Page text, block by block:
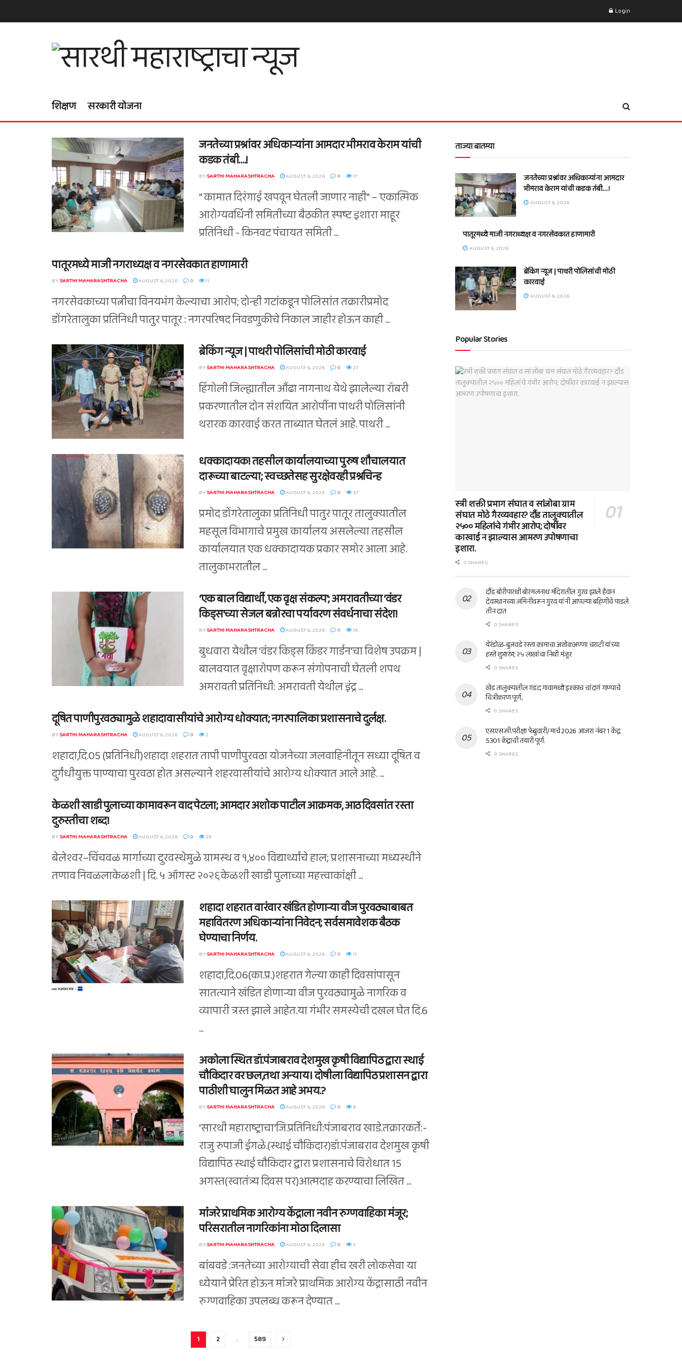
Login
शिक्षण सरकारी योजना
जनतेच्या प्रश्नांवर अधिकाऱ्यांना आमदार भीमराव केराम यांची
कडक तंबी….!
BYSARTHI MAHARASHTRACHA AUGUST 6, 2026 0 17
" कामात दिरंगाई खपवून घेतली जाणार नाही" – एकात्मिक
आरोग्यवर्धिनी समितीच्या बैठकीत स्पष्ट इशारा माहूर
प्रतिनिधी - किनवट पंचायत समिती ...
पातूरमध्ये माजी नगराध्यक्ष व नगरसेवकात हाणामारी
BYSARTHI MAHARASHTRACHA AUGUST 6, 2026 0 11
नगरसेवकाच्या पत्नीचा विनयभंग केल्याचा आरोप; दोन्ही गटांकडून पोलिसांत तक्रारीप्रमोद
डोंगरेतालुका प्रतिनिधी पातुर पातूर : नगरपरिषद निवडणुकीचे निकाल जाहीर होऊन काही ...
ब्रेकिंग न्यूज | पाथरी पोलिसांची मोठी कारवाई
BYSARTHI MAHARASHTRACHA AUGUST 6, 2026 0 27
हिंगोली जिल्ह्यातील औंढा नागनाथ येथे झालेल्या रॉबरी
प्रकरणातील दोन संशयित आरोपींना पाथरी पोलिसांनी
थरारक कारवाई करत ताब्यात घेतलं आहे. पाथरी ...
धक्कादायक! तहसील कार्यालयाच्या पुरुष शौचालयात
दारूच्या बाटल्या; स्वच्छतेसह सुरक्षेवरही प्रश्नचिन्ह
BYSARTHI MAHARASHTRACHA AUGUST 6, 2026 0 37
प्रमोद डोंगरेतालुका प्रतिनिधी पातुर पातूर तालुक्यातील
महसूल विभागाचे प्रमुख कार्यालय असलेल्या तहसील
कार्यालयात एक धक्कादायक प्रकार समोर आला आहे.
तालुकाभरातील ...
‘एक बाल विद्यार्थी, एक वृक्ष संकल्प’; अमरावतीच्या ‘वंडर
किड्स’च्या सेजल बन्नोरचा पर्यावरण संवर्धनाचा संदेश!
BYSARTHI MAHARASHTRACHA AUGUST 6, 2026 0 16
बुधवारा येथील 'वंडर किड्स किंडर गार्डन'चा विशेष उपक्रम |
बालवयात वृक्षारोपण करून संगोपनाची घेतली शपथ
अमरावती प्रतिनिधी: अमरावती येथील इंद्र ...
दूषित पाणीपुरवठ्यामुळे शहादावासीयांचे आरोग्य धोक्यात; नगरपालिका प्रशासनाचे दुर्लक्ष.
BYSARTHI MAHARASHTRACHA AUGUST 6, 2026 0 2
शहादा,दि.05 (प्रतिनिधी)शहादा शहरात तापी पाणीपुरवठा योजनेच्या जलवाहिनीतून सध्या दूषित व
दुर्गंधीयुक्त पाण्याचा पुरवठा होत असल्याने शहरवासीयांचे आरोग्य धोक्यात आले आहे. ...
केळशी खाडी पुलाच्या कामावरून वाद पेटला; आमदार अशोक पाटील आक्रमक, आठ दिवसांत रस्ता
दुरुस्तीचा शब्द!
BYSARTHI MAHARASHTRACHA AUGUST 6, 2026 0 25
बेलेश्वर–चिंचवळ मार्गाच्या दुरवस्थेमुळे ग्रामस्थ व १,४०० विद्यार्थ्यांचे हाल; प्रशासनाच्या मध्यस्थीने
तणाव निवळलाकेळशी | दि. ५ ऑगस्ट २०२६केळशी खाडी पुलाच्या महत्त्वाकांक्षी ...
शहादा शहरात वारंवार खंडित होणाऱ्या वीज पुरवठ्याबाबत
महावितरण अधिकाऱ्यांना निवेदन; सर्वसमावेशक बैठक
घेण्याचा निर्णय.
BYSARTHI MAHARASHTRACHA AUGUST 6, 2026 0 11
शहादा,दि.06(का.प्र.)शहरात गेल्या काही दिवसांपासून
सातत्याने खंडित होणाऱ्या वीज पुरवठ्यामुळे नागरिक व
व्यापारी त्रस्त झाले आहेत.या गंभीर समस्येची दखल घेत दि.6
...
अकोला स्थित डॉ.पंजाबराव देशमुख कृषी विद्यापिठ द्वारा स्थाई
चौकिदार वर छल,तथा अन्याय। दोषीला विद्यापिठ प्रशासन द्वारा
पाठीशी घालुन मिळत आहे अभय.?
BYSARTHI MAHARASHTRACHA AUGUST 6, 2026 0 8
'सारथी महाराष्ट्राचा'जि.प्रतिनिधी:पंजाबराव खाडे.तक्रारकर्ते:-
राजु रुपाजी ईगळे.(स्थाई चौकिदार)डॉ.पंजाबराव देशमुख कृषी
विद्यापिठ स्थाई चौकिदार द्वारा प्रशासनाचे विरोधात 15
अगस्त(स्वातंत्र्य दिवस पर)आत्मदाह करण्याचा लिखित ...
मांंजरे प्राथमिक आरोग्य केंद्राला नवीन रुग्णवाहिका मंजूर;
परिसरातील नागरिकांना मोठा दिलासा
BYSARTHI MAHARASHTRACHA AUGUST 6, 2026 0 3
बांबवडे :जनतेच्या आरोग्याची सेवा हीच खरी लोकसेवा या
ध्येयाने प्रेरित होऊन मांंजरे प्राथमिक आरोग्य केंद्रासाठी नवीन
रुग्णवाहिका उपलब्ध करून देण्यात ...
1 2 … 589
ताज्या बातम्या
जनतेच्या प्रश्नांवर अधिकाऱ्यांना आमदार
भीमराव केराम यांची कडक तंबी….!
AUGUST 6, 2026
पातूरमध्ये माजी नगराध्यक्ष व नगरसेवकात हाणामारी
AUGUST 6, 2026
ब्रेकिंग न्यूज | पाथरी पोलिसांची मोठी
कारवाई
AUGUST 6, 2026
Popular Stories
स्त्री शक्ती प्रभाग संघात व सांजोबा ग्राम
संघात मोठे गैरव्यवहार? दौंड तालुक्यातील
२५०० महिलांचे गंभीर आरोप; दोषींवर
कारवाई न झाल्यास आमरण उपोषणाचा
इशारा.
0 SHARES
दौंड बोरीपारधी बोरमलनाथ मंदिरातील गुरव झाले हैवान
देवस्थानच्या जमिनीवरून गुरव यांनी आपल्या बहिणीचे पाडले
तीन दात
0 SHARES
येरंडोळ-बुजवडे रस्ता कामाचा अशोकअण्णा चराटी यांच्या
हस्ते शुभारंभ; २५ लाखांचा निधी मंजूर
0 SHARES
खेड तालुक्यातील गडद गावामध्ये इश्काच चांदणं गाण्याचे
चित्रीकरण पूर्ण..
0 SHARES
एस.एस.सी.परीक्षा फेब्रुवारी/ मार्च 2026 आजरा नंबर 1 केंद्र
5301 केंद्राची तयारी पूर्ण.
0 SHARES